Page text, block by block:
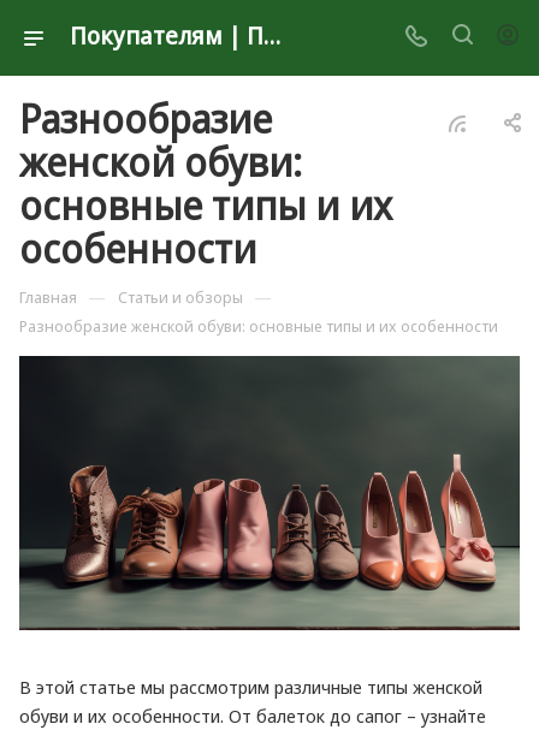
Покупателям | Планета Секонд Хенд
Разнообразие
женской обуви:
основные типы и их
особенности
Главная — Статьи и обзоры —
Разнообразие женской обуви: основные типы и их особенности
В этой статье мы рассмотрим различные типы женской
обуви и их особенности. От балеток до сапог – узнайте